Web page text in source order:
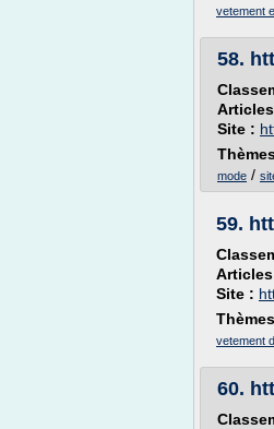
vetement
58.
Site :
mode /
59.
Site :
vetement
60.